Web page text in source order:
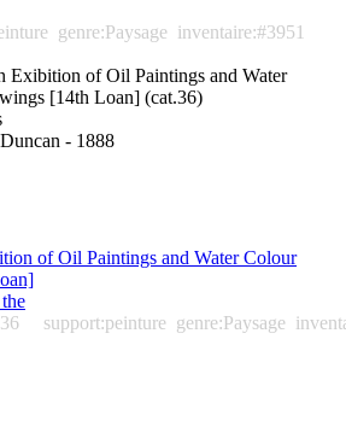
genre:Paysage inventaire:#3951
Exibition of Oil Paintings and Water
[14th Loan] (cat.36)
- 1888
of Oil Paintings and Water Colour
support:peinture genre:Paysage